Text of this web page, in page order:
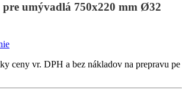
umývadlá 750x220 mm Ø32
ceny vr. DPH a bez nákladov na prepravu pe